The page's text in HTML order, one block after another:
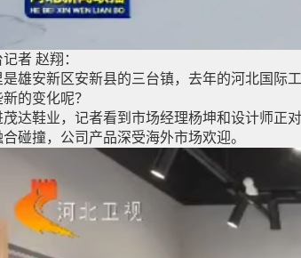
者 赵翔：
是雄安新区安新县的三台镇，去年的河北国际
的变化呢？
茂达鞋业，记者看到市场经理杨坤和设计师正
碰撞，公司产品深受海外市场欢迎。